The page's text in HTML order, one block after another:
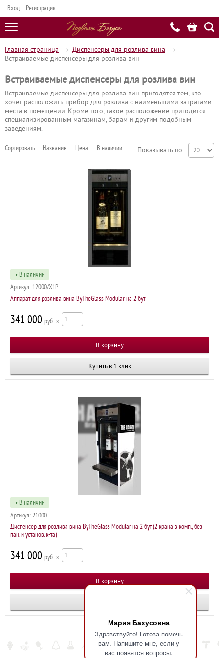
Мария Бахусовна
Здравствуйте! Готова помочь
вам. Напишите мне, если у
вас появятся вопросы.
Вход Регистрация
Главная страница → Диспенсеры для розлива вина
→
Встраиваемые диспенсеры для розлива вин
Встраиваемые диспенсеры для розлива вин
Встраиваемые диспенсеры для розлива вин пригодятся тем, кто
хочет расположить прибор для розлива с наименьшими затратами
места в помещении. Кроме того, такое расположение пригодится
специализированным магазинам, барам и другим подобным
заведениям.
Показывать по:
Сортировать: Название Цена В наличии
• В наличии
Артикул: 12000/X1P
Аппарат для розлива вина ByTheGlass Modular на 2 бут
341 000 р ×
Купить в 1 клик
• В наличии
Артикул: 21000
Диспенсер для розлива вина ByTheGlass Modular на 2 бут (2 крана в комп., без
пан. и установ. к-та)
341 000 р ×